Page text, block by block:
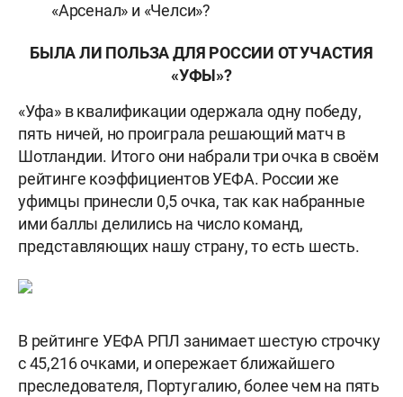
«Арсенал» и «Челси»?
БЫЛА ЛИ ПОЛЬЗА ДЛЯ РОССИИ ОТ УЧАСТИЯ
«УФЫ»?
«Уфа» в квалификации одержала одну победу,
пять ничей, но проиграла решающий матч в
Шотландии. Итого они набрали три очка в своём
рейтинге коэффициентов УЕФА. России же
уфимцы принесли 0,5 очка, так как набранные
ими баллы делились на число команд,
представляющих нашу страну, то есть шесть.
В рейтинге УЕФА РПЛ занимает шестую строчку
с 45,216 очками, и опережает ближайшего
преследователя, Португалию, более чем на пять